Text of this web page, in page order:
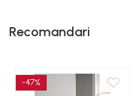
Recomandari
-47%